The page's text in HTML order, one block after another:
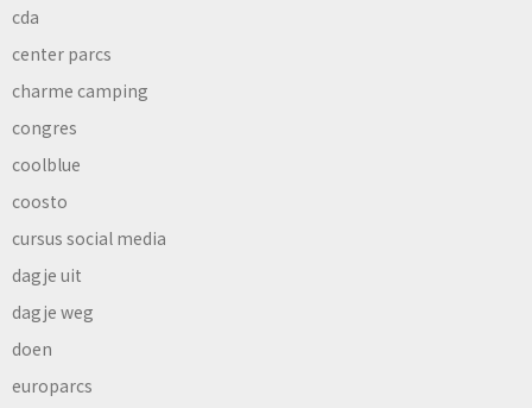
cda
center parcs
charme camping
congres
coolblue
coosto
cursus social media
dagje uit
dagje weg
doen
europarcs